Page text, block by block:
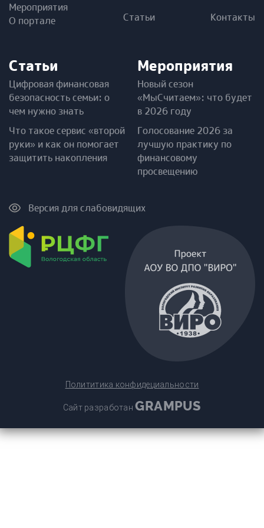
Мероприятия
О портале
Статьи Контакты
Статьи
Цифровая финансовая
безопасность семьи: о
чем нужно знать
Что такое сервис «второй
руки» и как он помогает
защитить накопления
Мероприятия
Новый сезон
«МыСчитаем»: что будет
в 2026 году
Голосование 2026 за
лучшую практику по
финансовому
просвещению
Версия для слабовидящих
Полититика конфидециальности
Сайт разработанGRAMPUS